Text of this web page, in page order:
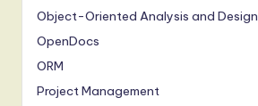
Object-Oriented Analysis and Design
OpenDocs
ORM
Project Management